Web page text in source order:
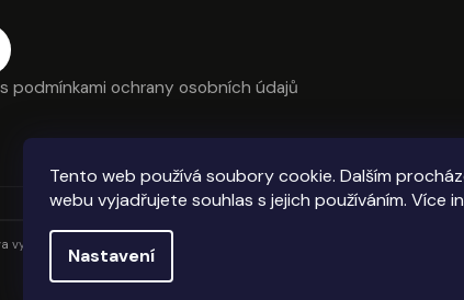
Tento web používá soubory cookie. Dalším
webu vyjadřujete souhlas s jejich používáním. Více
Nastavení
podmínkami ochrany osobních údajů
vyhrazena.